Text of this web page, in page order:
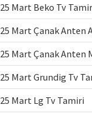
25 Mart Beko Tv
25 Mart Çanak Anten
25 Mart Çanak Anten
25 Mart Grundig Tv
25 Mart Lg Tv Tamiri